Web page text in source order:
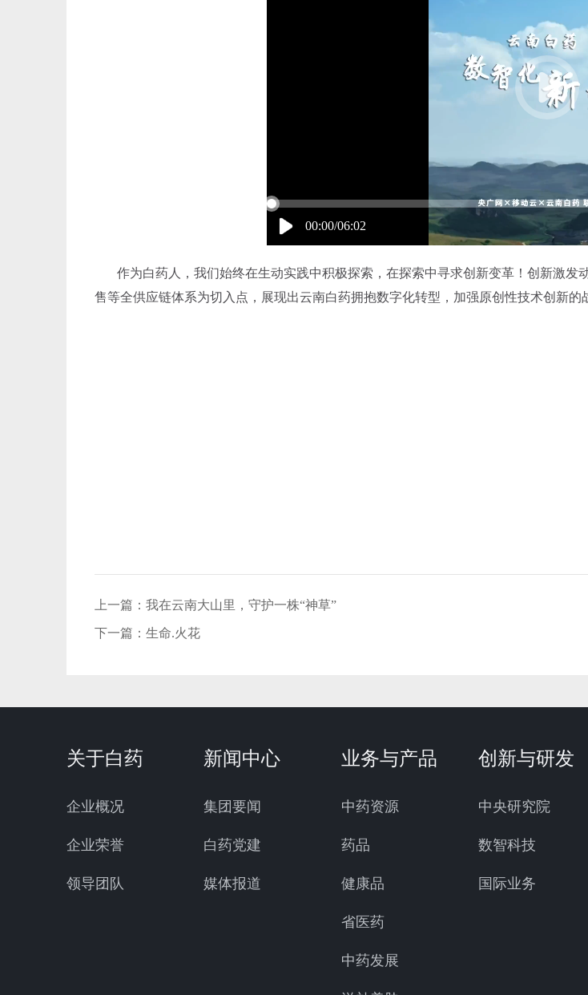
00:00/06:02
作为白药人，我们始终在生动实践中积极探索，在探索中寻求创新变革！创新激
售等全供应链体系为切入点，展现出云南白药拥抱数字化转型，加强原创性技术创新
上一篇： 我在云南大山里，守护一株“神草”
下一篇： 生命.火花
关于白药
企业概况
企业荣誉
领导团队
新闻中心
集团要闻
白药党建
媒体报道
业务与产品
中药资源
药品
健康品
省医药
中药发展
创新与研发
中央研究院
数智科技
国际业务